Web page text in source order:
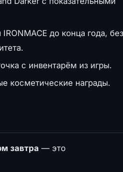
до конца года, без
с инвентарём из игры.
косметические награды.
завтра — это